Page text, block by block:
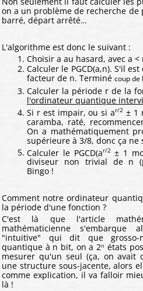
on a un problème de recherche de
barré, départ arrêté…
L'algorithme est donc le suivant :
Choisir a au hasard, avec a <
Calculer le PGCD(a,n). S'il
facteur de n. Terminé coup de
Calculer la période r de la
l'ordinateur quantique
Si r est impair, ou si ar/2 ± 1
caramba, raté,
On a mathématiquement
supérieure à 3/8, donc ça ne
Calculer le PGCD(ar/2± 1
diviseur non trivial de n
Bingo !
Comment notre ordinateur
la période d'une fonction ?
C'est là que l'article
mathématicienne s'embarque
"intuitive" qui dit que grosso-
quantique à n bit, on a 2ⁿ états
mesurer qu'un seul (ça, on avait
une structure sous-jacente, alors
comme explication, il va falloir
là !